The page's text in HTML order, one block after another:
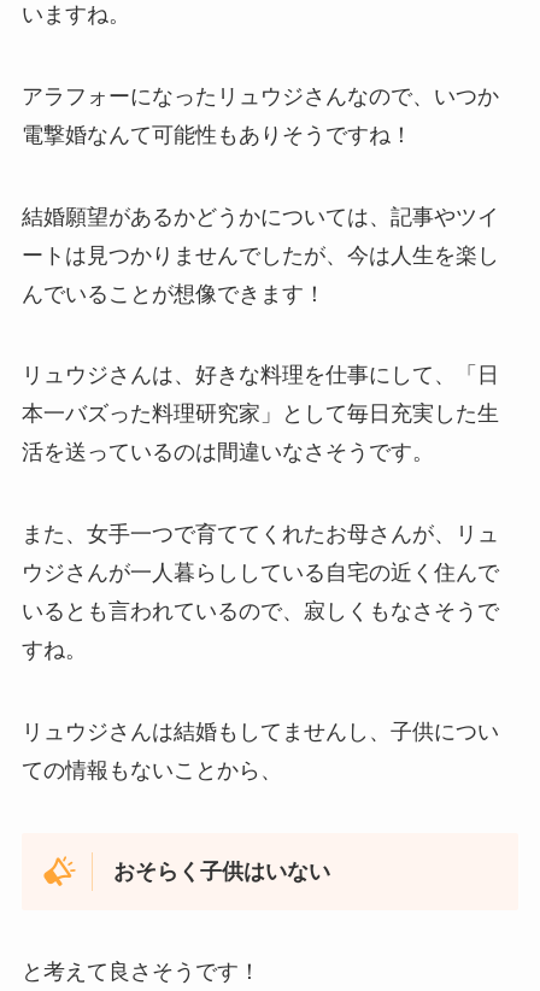
いますね。
アラフォーになったリュウジさんなので、いつか
電撃婚なんて可能性もありそうですね！
結婚願望があるかどうかについては、記事やツイ
ートは見つかりませんでしたが、今は人生を楽し
んでいることが想像できます！
リュウジさんは、好きな料理を仕事にして、「日
本一バズった料理研究家」として毎日充実した生
活を送っているのは間違いなさそうです。
また、女手一つで育ててくれたお母さんが、リュ
ウジさんが一人暮らししている自宅の近く住んで
いるとも言われているので、寂しくもなさそうで
すね。
リュウジさんは結婚もしてませんし、子供につい
ての情報もないことから、
おそらく子供はいない
と考えて良さそうです！